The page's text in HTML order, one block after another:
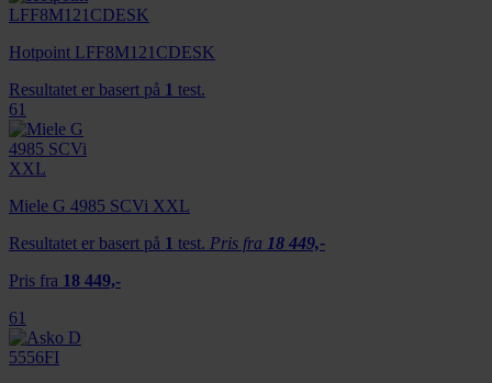
Hotpoint LFF8M121CDESK
Resultatet er basert på 1 test.
61
Miele G 4985 SCVi XXL
Resultatet er basert på 1 test. Pris fra 18 449,-
Pris fra 18 449,-
61